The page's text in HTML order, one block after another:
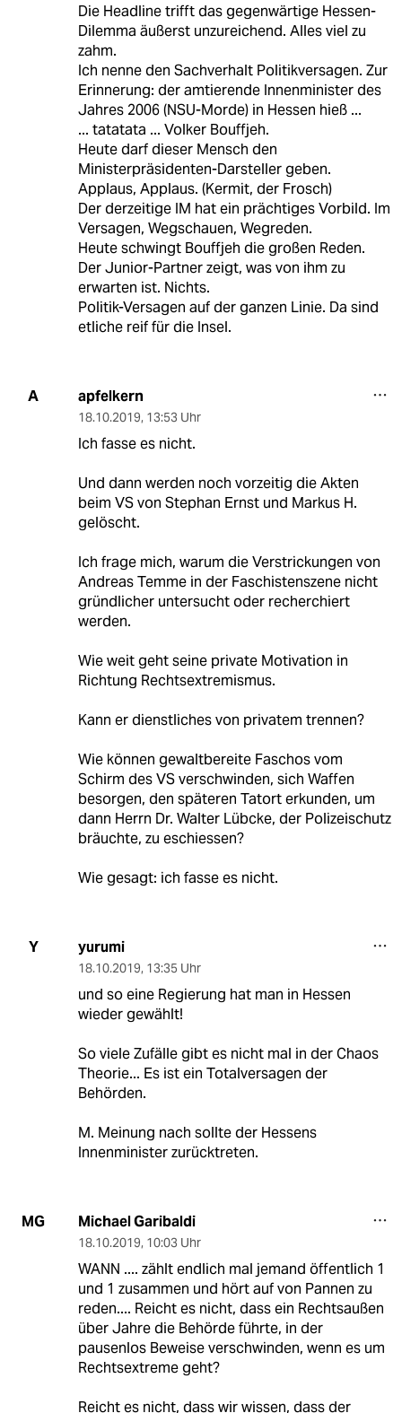
Die Headline trifft das gegenwärtige Hessen-
Dilemma äußerst unzureichend. Alles viel zu
zahm.
Ich nenne den Sachverhalt Politikversagen. Zur
Erinnerung: der amtierende Innenminister des
Jahres 2006 (NSU-Morde) in Hessen hieß ...
... tatatata ... Volker Bouffjeh.
Heute darf dieser Mensch den
Ministerpräsidenten-Darsteller geben.
Applaus, Applaus. (Kermit, der Frosch)
Der derzeitige IM hat ein prächtiges Vorbild. Im
Versagen, Wegschauen, Wegreden.
Heute schwingt Bouffjeh die großen Reden.
Der Junior-Partner zeigt, was von ihm zu
erwarten ist. Nichts.
Politik-Versagen auf der ganzen Linie. Da sind
etliche reif für die Insel.
A apfelkern
18.10.2019, 13:53 Uhr
Ich fasse es nicht.
Und dann werden noch vorzeitig die Akten
beim VS von Stephan Ernst und Markus H.
gelöscht.
Ich frage mich, warum die Verstrickungen von
Andreas Temme in der Faschistenszene nicht
gründlicher untersucht oder recherchiert
werden.
Wie weit geht seine private Motivation in
Richtung Rechtsextremismus.
Kann er dienstliches von privatem trennen?
Wie können gewaltbereite Faschos vom
Schirm des VS verschwinden, sich Waffen
besorgen, den späteren Tatort erkunden, um
dann Herrn Dr. Walter Lübcke, der Polizeischutz
bräuchte, zu eschiessen?
Wie gesagt: ich fasse es nicht.
Y yurumi
18.10.2019, 13:35 Uhr
und so eine Regierung hat man in Hessen
wieder gewählt!
So viele Zufälle gibt es nicht mal in der Chaos
Theorie... Es ist ein Totalversagen der
Behörden.
M. Meinung nach sollte der Hessens
Innenminister zurücktreten.
MG Michael Garibaldi
18.10.2019, 10:03 Uhr
WANN .... zählt endlich mal jemand öffentlich 1
und 1 zusammen und hört auf von Pannen zu
reden.... Reicht es nicht, dass ein Rechtsaußen
über Jahre die Behörde führte, in der
pausenlos Beweise verschwinden, wenn es um
Rechtsextreme geht?
Reicht es nicht, dass wir wissen, dass der